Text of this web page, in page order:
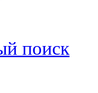
поиск